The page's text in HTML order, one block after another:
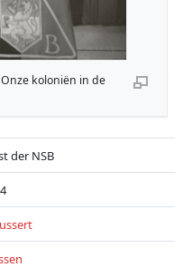
koloniën in de
der NSB